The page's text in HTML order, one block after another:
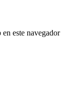
este navegador